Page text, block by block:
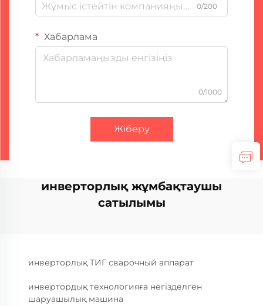
0/200
Хабарлама
0/1000
Жіберу
инверторлық жұмбақтаушы
сатылымы
инверторлық ТИГ сварочный аппарат
инвертордық технологияға негізделген
шаруашылық машина